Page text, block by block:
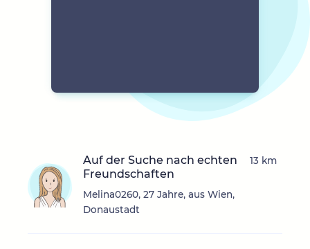
Auf der Suche nach echten
Freundschaften
Melina0260, 27 Jahre, aus Wien,
Donaustadt
13 km